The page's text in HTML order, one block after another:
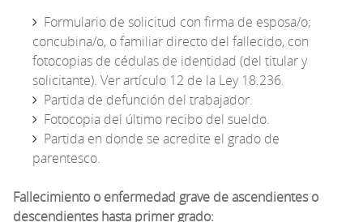
Formulario de solicitud con firma de esposa/o;
concubina/o, o familiar directo del fallecido, con
fotocopias de cédulas de identidad (del titular y
solicitante). Ver artículo 12 de la Ley 18.236.
Partida de defunción del trabajador.
Fotocopia del último recibo del sueldo.
Partida en donde se acredite el grado de
parentesco.
Fallecimiento o enfermedad grave de ascendientes o
descendientes hasta primer grado: